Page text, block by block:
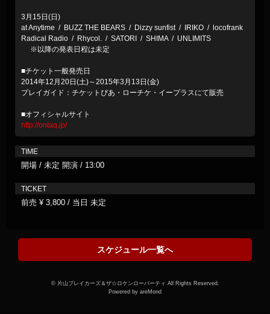
3月15日(日)
at Anytime / BUZZ THE BEARS / Dizzy sunfist / IRIKO / locofrank
Radical Radio / Rhycol. / SATORI / SHIMA / UNLIMITS
※以降の発表日程は未定
■チケット一般発売日
2014年12月20日(土)～2015年3月13日(金)
プレイガイド：チケットぴあ・ローチケ・イープラスにて販売
■オフィシャルサイト
http://ontaq.jp/
TIME
開場 / 未定 開演 / 13:00
TICKET
前売 ¥ 3,800 / 当日 未定
スケジュール一覧へ
© 片山ブレイカーズ＆ザ☆ロケンローパーティ All Rights Reserved.
Powered by areMond